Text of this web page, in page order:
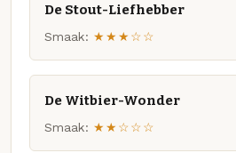
De Stout-Liefhebber
Smaak: ★★★☆☆
De Witbier-Wonder
Smaak: ★★☆☆☆